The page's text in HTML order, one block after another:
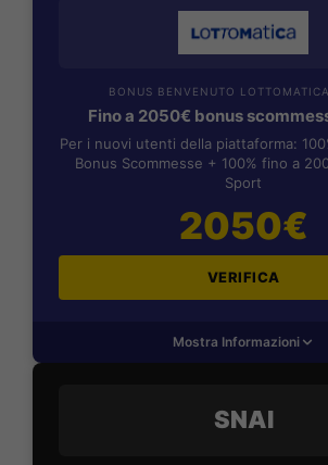
BONUS BENVENUTO
Fino a 2050€ bonus
Per i nuovi utenti della piattaforma:
Bonus Scommesse + 100% fino a
Sport
2050€
VERIFICA
Mostra Informazioni
SNAI